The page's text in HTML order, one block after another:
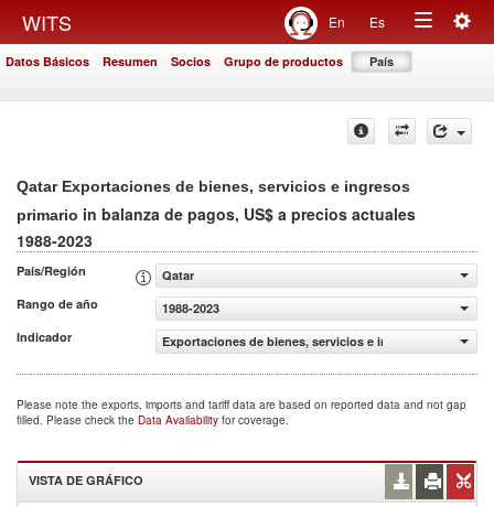
WITS En Es
Toggle
Datos Básicos Resumen Socios Grupo de productos País
Qatar Exportaciones de bienes, servicios e ingresos
primario in balanza de pagos, US$ a precios actuales
1988-2023
País/Región
Qatar
Rango de año
1988-2023
Indicador
Exportaciones de bienes, servicios e ingresos primario
Please note the exports, imports and tariff data are based on reported data and not gap
filled. Please check the Data Availability for coverage.
VISTA DE GRÁFICO